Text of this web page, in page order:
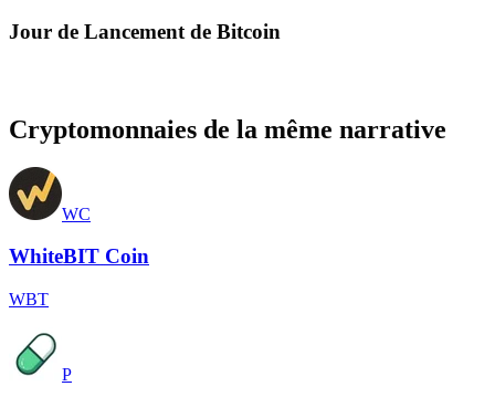
Jour de Lancement de Bitcoin
Cryptomonnaies de la même narrative
WC
WhiteBIT Coin
WBT
P